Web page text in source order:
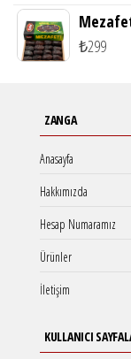
fiyat:
₺299
ZANGA
Anasayfa
Hakkımızda
Hesap Numaramız
Ürünler
İletişim
KULLANICI